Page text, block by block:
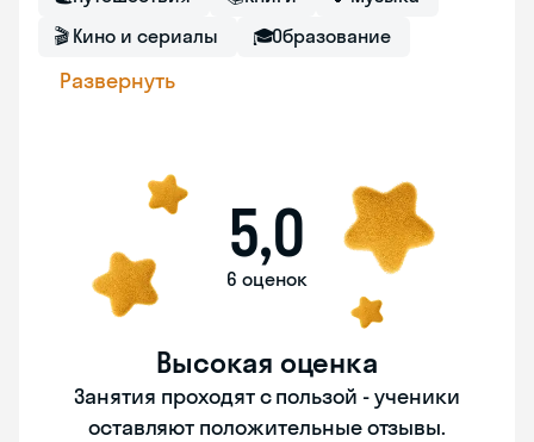
🎬 Кино и сериалы 🎓Образование
Развернуть
5,0
6 оценок
Высокая оценка
Занятия проходят с пользой - ученики
оставляют положительные отзывы.